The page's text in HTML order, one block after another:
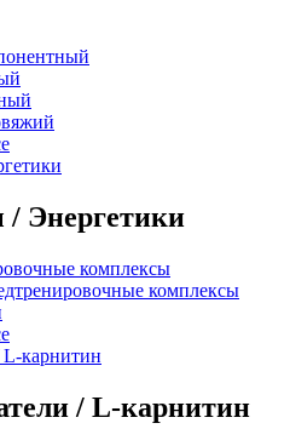
Энергетики
комплексы
комплексы
карнитин
/ L-карнитин